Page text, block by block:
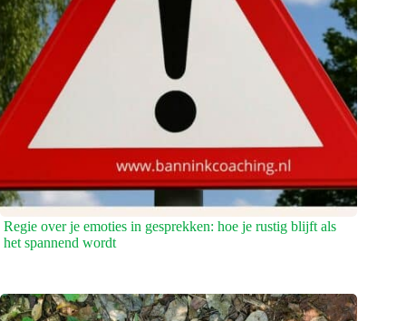
Regie over je emoties in gesprekken: hoe je rustig blijft als
het spannend wordt